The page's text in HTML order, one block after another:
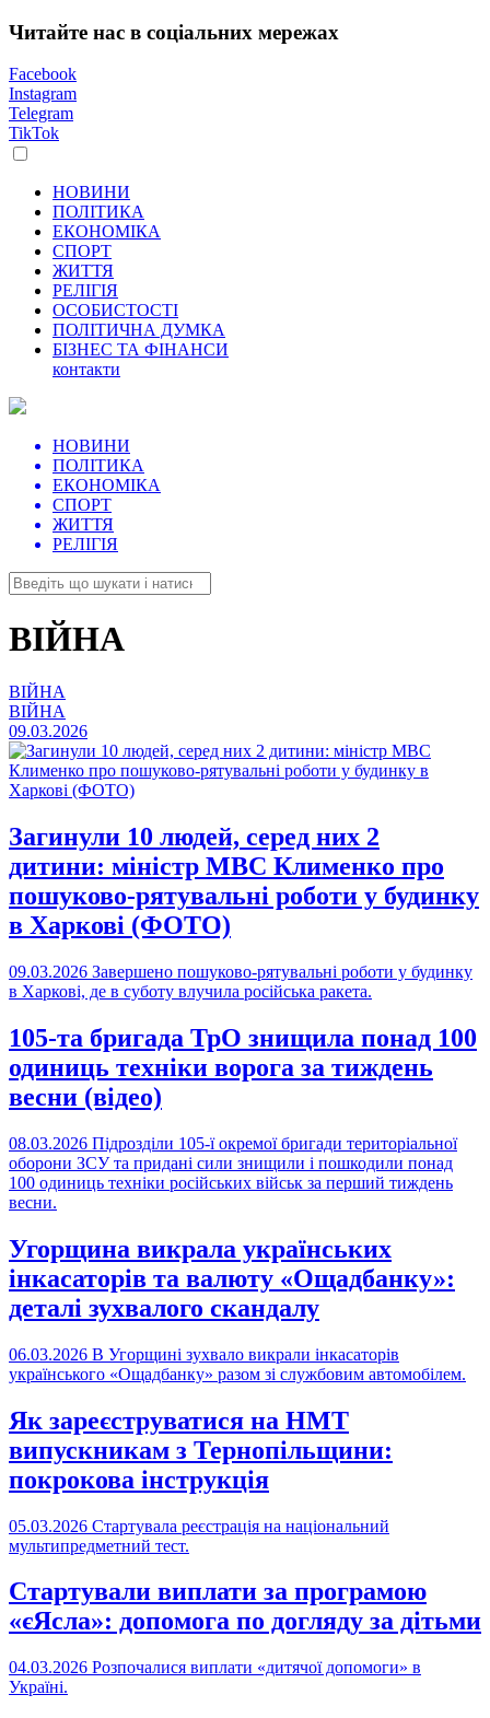
Читайте нас в соціальних мережах
Facebook
Instagram
Telegram
TikTok
НОВИНИ
ПОЛІТИКА
ЕКОНОМІКА
СПОРТ
ЖИТТЯ
РЕЛІГІЯ
ОСОБИСТОСТІ
ПОЛІТИЧНА ДУМКА
БІЗНЕС ТА ФІНАНСИ
контакти
НОВИНИ
ПОЛІТИКА
ЕКОНОМІКА
СПОРТ
ЖИТТЯ
РЕЛІГІЯ
ВІЙНА
ВІЙНА
ВІЙНА
09.03.2026
Загинули 10 людей, серед них 2
дитини: міністр МВС Клименко про
пошуково-рятувальні роботи у будинку
в Харкові (ФОТО)
09.03.2026 Завершено пошуково-рятувальні роботи у будинку
в Харкові, де в суботу влучила російська ракета.
105-та бригада ТрО знищила понад 100
одиниць техніки ворога за тиждень
весни (відео)
08.03.2026 Підрозділи 105-ї окремої бригади територіальної
оборони ЗСУ та придані сили знищили і пошкодили понад
100 одиниць техніки російських військ за перший тиждень
весни.
Угорщина викрала українських
інкасаторів та валюту «Ощадбанку»:
деталі зухвалого скандалу
06.03.2026 В Угорщині зухвало викрали інкасаторів
українського «Ощадбанку» разом зі службовим автомобілем.
Як зареєструватися на НМТ
випускникам з Тернопільщини:
покрокова інструкція
05.03.2026 Стартувала реєстрація на національний
мультипредметний тест.
Стартували виплати за програмою
«єЯсла»: допомога по догляду за дітьми
04.03.2026 Розпочалися виплати «дитячої допомоги» в
Україні.